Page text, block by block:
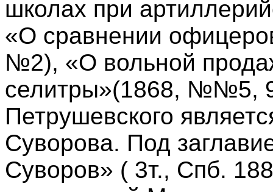
школах при
«О сравнении
№2), «О вольной
селитры»(1868, №№5,
Петрушевского
Суворова. Под
Суворов» ( 3т., Спб.